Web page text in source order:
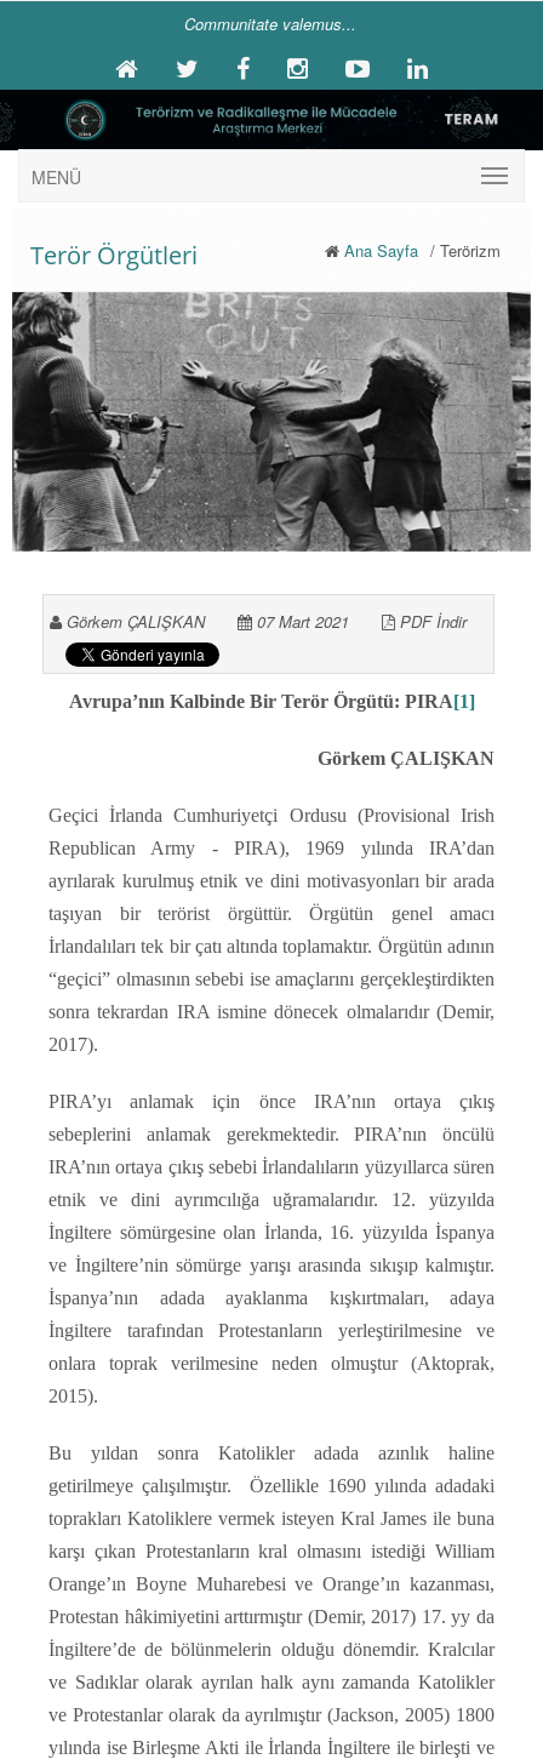
Communitate valemus...
MENÜ
Terör Örgütleri / Terörizm
Ana Sayfa
Görkem ÇALIŞKAN 07 Mart 2021 PDF İndir
Avrupa’nın Kalbinde Bir Terör Örgütü: PIRA[1]
Görkem ÇALIŞKAN
Geçici İrlanda Cumhuriyetçi Ordusu (Provisional Irish
Republican Army - PIRA), 1969 yılında IRA’dan
ayrılarak kurulmuş etnik ve dini motivasyonları bir arada
taşıyan bir terörist örgüttür. Örgütün genel amacı
İrlandalıları tek bir çatı altında toplamaktır. Örgütün adının
“geçici” olmasının sebebi ise amaçlarını gerçekleştirdikten
sonra tekrardan IRA ismine dönecek olmalarıdır (Demir,
2017).
PIRA’yı anlamak için önce IRA’nın ortaya çıkış
sebeplerini anlamak gerekmektedir. PIRA’nın öncülü
IRA’nın ortaya çıkış sebebi İrlandalıların yüzyıllarca süren
etnik ve dini ayrımcılığa uğramalarıdır. 12. yüzyılda
İngiltere sömürgesine olan İrlanda, 16. yüzyılda İspanya
ve İngiltere’nin sömürge yarışı arasında sıkışıp kalmıştır.
İspanya’nın adada ayaklanma kışkırtmaları, adaya
İngiltere tarafından Protestanların yerleştirilmesine ve
onlara toprak verilmesine neden olmuştur (Aktoprak,
2015).
Bu yıldan sonra Katolikler adada azınlık haline
getirilmeye çalışılmıştır. Özellikle 1690 yılında adadaki
toprakları Katoliklere vermek isteyen Kral James ile buna
karşı çıkan Protestanların kral olmasını istediği William
Orange’ın Boyne Muharebesi ve Orange’ın kazanması,
Protestan hâkimiyetini arttırmıştır (Demir, 2017) 17. yy da
İngiltere’de de bölünmelerin olduğu dönemdir. Kralcılar
ve Sadıklar olarak ayrılan halk aynı zamanda Katolikler
ve Protestanlar olarak da ayrılmıştır (Jackson, 2005) 1800
yılında ise Birleşme Akti ile İrlanda İngiltere ile birleşti ve